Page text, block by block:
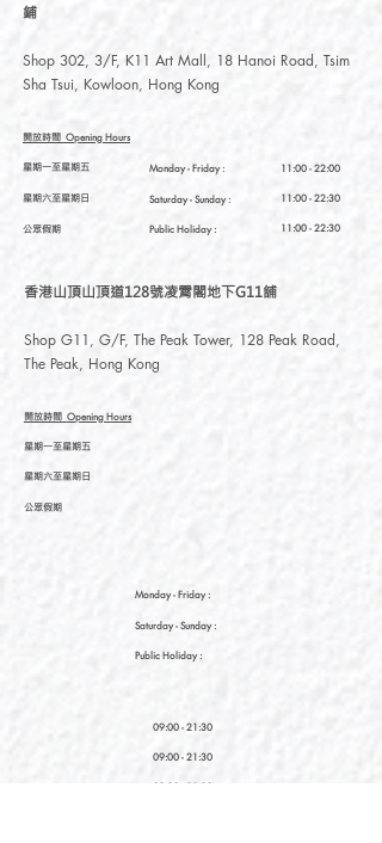
11:00 - 22:00
11:00 - 22:30
11:00 - 22:30
鋪
Shop 302, 3/F, K11 Art Mall, 18 Hanoi Road, Tsim
Sha Tsui, Kowloon, Hong Kong
開放時間 Opening Hours
星期一至星期五
星期六至星期日
公眾假期
Monday - Friday :
Saturday- Sunday :
Public Holiday :
香港山頂山頂道128號凌霄閣地下G11舖
Shop G11, G/F, The Peak Tower, 128 Peak Road,
The Peak, Hong Kong
開放時間 Opening Hours
星期一至星期五
星期六至星期日
公眾假期
Monday - Friday :
Saturday- Sunday :
Public Holiday :
09:00 - 21:30
09:00 - 21:30
09:00 - 21:30